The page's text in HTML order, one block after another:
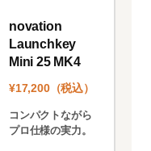
novation
Launchkey
Mini 25 MK4
¥17,200（税込）
コンパクトながら
プロ仕様の実力。